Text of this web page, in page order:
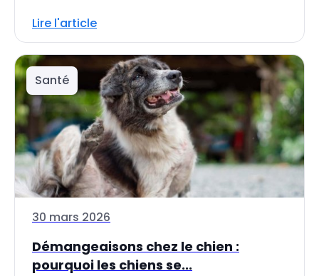
Lire l'article
Santé
30 mars 2026
Démangeaisons chez le chien :
pourquoi les chiens se...